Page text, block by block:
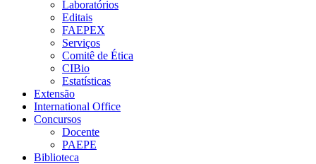
Laboratórios
Editais
FAEPEX
Serviços
Comitê de Ética
CIBio
Estatísticas
Extensão
International Office
Concursos
Docente
PAEPE
Biblioteca